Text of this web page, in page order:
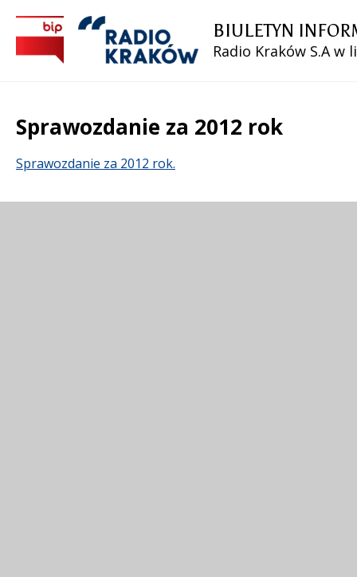
BIULETYN
Radio Kraków S.A w
Sprawozdanie za 2012 rok
Treść
Sprawozdanie za 2012 rok.